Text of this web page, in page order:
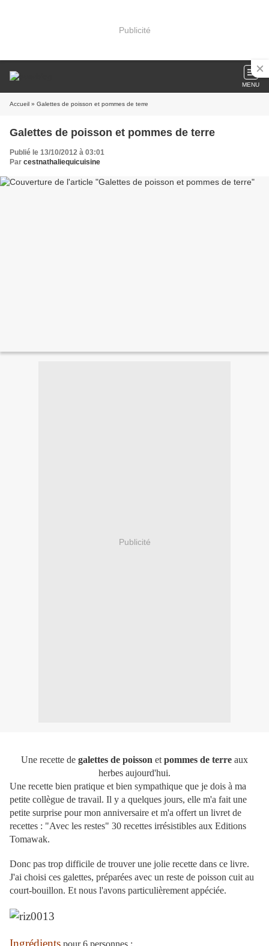
Publicité
MENU
Accueil » Galettes de poisson et pommes de terre
Galettes de poisson et pommes de terre
Publié le 13/10/2012 à 03:01
Par cestnathaliequicuisine
Publicité
Une recette de galettes de poisson et pommes de terre aux
herbes aujourd'hui.
Une recette bien pratique et bien sympathique que je dois à ma
petite collègue de travail. Il y a quelques jours, elle m'a fait une
petite surprise pour mon anniversaire et m'a offert un livret de
recettes : "Avec les restes" 30 recettes irrésistibles aux Editions
Tomawak.
Donc pas trop difficile de trouver une jolie recette dans ce livre.
J'ai choisi ces galettes, préparées avec un reste de poisson cuit au
court-bouillon. Et nous l'avons particulièrement appéciée.
Ingrédients